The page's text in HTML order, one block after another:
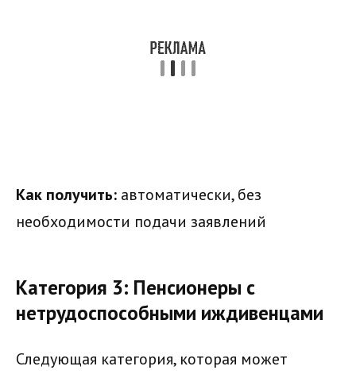
Как получить: автоматически, без
необходимости подачи заявлений
Категория 3: Пенсионеры с
нетрудоспособными иждивенцами
Следующая категория, которая может